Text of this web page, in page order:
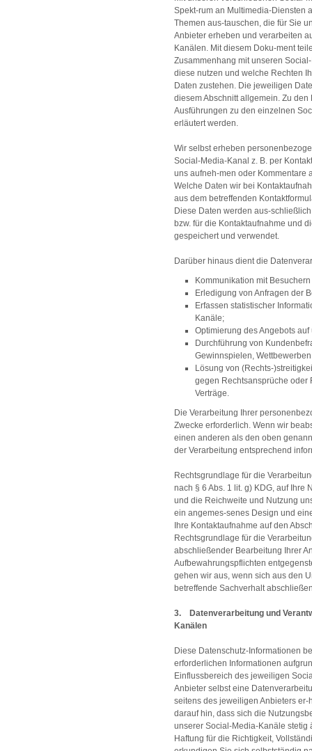
Spekt-rum an Multimedia-Diensten
Themen aus-tauschen, die für Sie
Anbieter erheben und verarbeiten
Kanälen. Mit diesem Doku-ment
Zusammenhang mit unseren
diese nutzen und welche Rechten
Daten zustehen. Die jeweiligen
diesem Abschnitt allgemein. Zu
Ausführungen zu den einzelnen
erläutert werden.
Wir selbst erheben
Social-Media-Kanal z. B. per
uns aufneh-men oder Kommentare
Welche Daten wir bei
aus dem betreffenden
Diese Daten werden aus-
bzw. für die Kontaktaufnahme und
gespeichert und verwendet.
Darüber hinaus dient die
Kommunikation mit
Erledigung von Anfragen der
Erfassen statistischer
Kanäle;
Optimierung des Angebots
Durchführung von
Gewinnspielen,
Lösung von (Rechts-
gegen Rechtsansprüche oder
Verträge.
Die Verarbeitung Ihrer
Zwecke erforderlich. Wenn wir
einen anderen als den oben
der Verarbeitung entsprechend
Rechtsgrundlage für die
nach § 6 Abs. 1 lit. g) KDG, auf Ihre
und die Reichweite und Nutzung
ein angemes-senes Design und
Ihre Kontaktaufnahme auf den
Rechtsgrundlage für die
abschließender Bearbeitung Ihrer
Aufbewahrungspflichten
gehen wir aus, wenn sich aus den
betreffende Sachverhalt
3. Datenverarbeitung und
Kanälen
Diese Datenschutz-Informationen
erforderlichen Informationen
Einflussbereich des jeweiligen
Anbieter selbst eine
seitens des jeweiligen Anbieters
darauf hin, dass sich die
unserer Social-Media-Kanäle
Haftung für die Richtigkeit,